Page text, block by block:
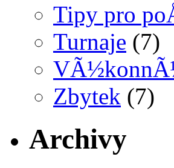
Tipy pro
Turnaje (7)
Zbytek (7)
Archivy